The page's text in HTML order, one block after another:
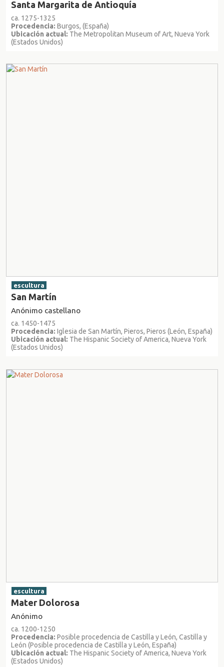
Santa Margarita de Antioquía
ca. 1275-1325
Procedencia: Burgos, (España)
Ubicación actual: The Metropolitan Museum of Art, Nueva York
(Estados Unidos)
escultura
San Martín
Anónimo castellano
ca. 1450-1475
Procedencia: Iglesia de San Martín, Pieros, Pieros (León, España)
Ubicación actual: The Hispanic Society of America, Nueva York
(Estados Unidos)
escultura
Mater Dolorosa
Anónimo
ca. 1200-1250
Procedencia: Posible procedencia de Castilla y León, Castilla y
León (Posible procedencia de Castilla y León, España)
Ubicación actual: The Hispanic Society of America, Nueva York
(Estados Unidos)